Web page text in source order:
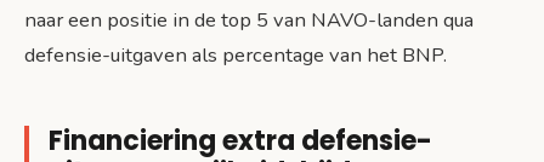
naar een positie in de top 5 van NAVO-landen qua
defensie-uitgaven als percentage van het BNP.
Financiering extra defensie-